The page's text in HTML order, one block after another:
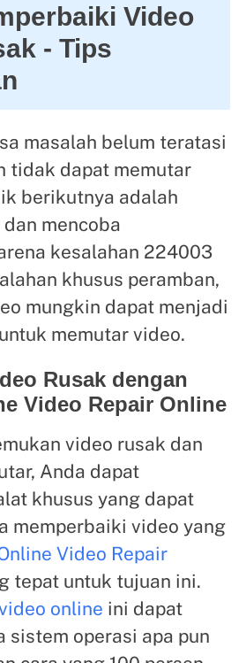
Video
- Tips
masalah belum teratasi
tidak dapat memutar
berikutnya adalah
mencoba
kesalahan 224003
khusus peramban,
mungkin dapat menjadi
memutar video.
Rusak dengan
Video Repair Online
video rusak dan
Anda dapat
khusus yang dapat
memperbaiki video yang
Video Repair
tepat untuk tujuan ini.
online ini dapat
sistem operasi apa pun